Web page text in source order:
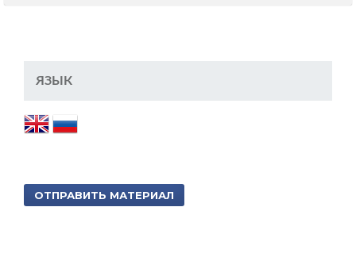
ЯЗЫК
ОТПРАВИТЬ МАТЕРИАЛ